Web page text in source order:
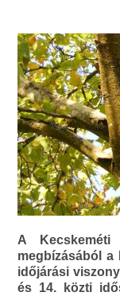
A Kecskeméti
megbízásából a
időjárási
és 14. közti